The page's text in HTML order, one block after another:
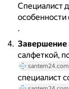
Специалист
.
Завершение
салфеткой,
santem24.com
специалист